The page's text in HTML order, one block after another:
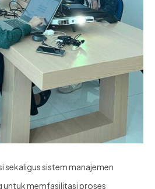
sekaligus sistem manajemen
untuk memfasilitasi proses